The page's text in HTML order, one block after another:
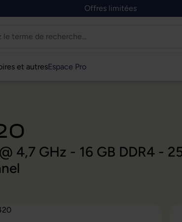
Offres limitées
et autresEspace Pro
4,7 GHz - 16 GB DDR4 -